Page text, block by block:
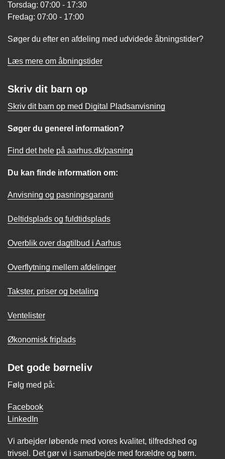
Torsdag: 07:00 - 17:30
Fredag: 07:00 - 17:00
Søger du efter en afdeling med udvidede åbningstider?
Læs mere om åbningstider
Skriv dit barn op
Skriv dit barn op med Digital Pladsanvisning
Søger du generel information?
Find det hele på aarhus.dk/pasning
Du kan finde information om:
Anvisning og pasningsgaranti
Deltidsplads og fuldtidsplads
Overblik over dagtilbud i Aarhus
Overflytning mellem afdelinger
Takster, priser og betaling
Ventelister
Økonomisk friplads
Det gode børneliv
Følg med på:
Facebook
LinkedIn
Vi arbejder løbende med vores kvalitet, tilfredshed og
trivsel. Det gør vi i samarbejde med forældre og børn.